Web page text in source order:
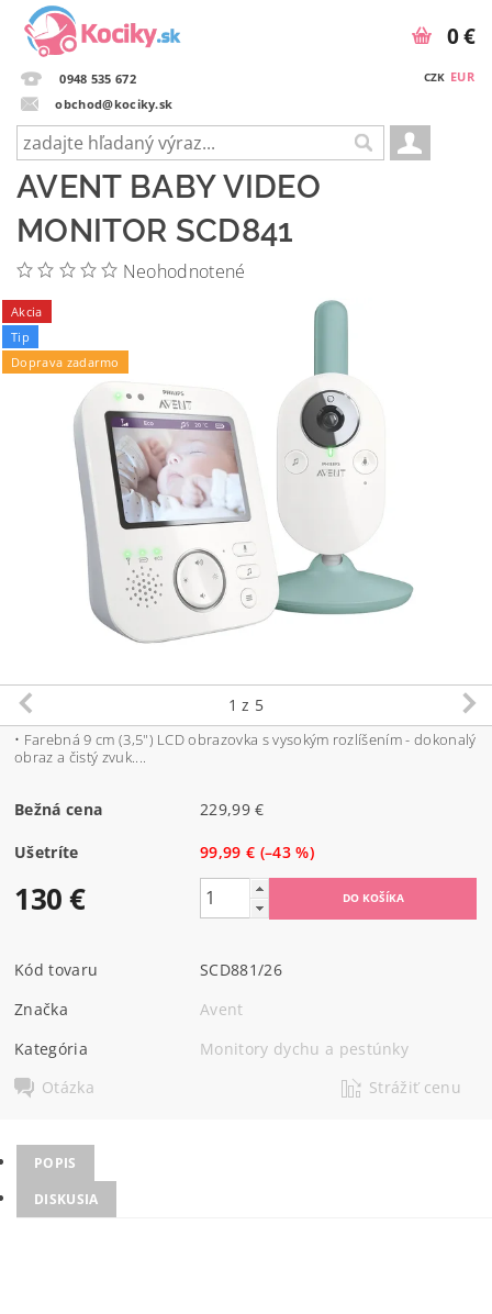
0948 535 672
obchod@kociky.sk
CZK EUR
0 €
AVENT BABY VIDEO
MONITOR SCD841
Neohodnotené
Akcia
Tip
Doprava zadarmo
1 z 5
• Farebná 9 cm (3,5") LCD obrazovka s vysokým rozlíšením - dokonalý
obraz a čistý zvuk....
Bežná cena 229,99 €
Ušetríte 99,99 € (–43 %)
130 €
Kód tovaru
SCD881/26
Značka
Avent
Kategória
Monitory dychu a pestúnky
Otázka
Strážiť cenu
POPIS
DISKUSIA